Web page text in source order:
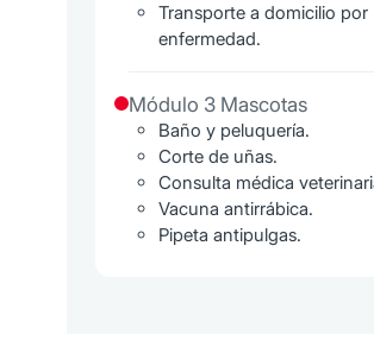
Transporte a domicilio por
enfermedad.
Módulo 3 Mascotas
Baño y peluquería.
Corte de uñas.
Consulta médica
Vacuna antirrábica.
Pipeta antipulgas.